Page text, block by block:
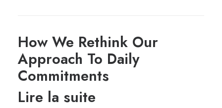
How We Rethink Our
Approach To Daily
Commitments
Lire la suite